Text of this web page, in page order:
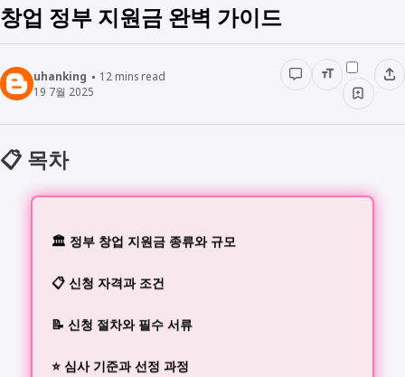
창업 정부 지원금 완벽 가이드
uhanking 12 mins read
19 7월 2025
📋 목차
🏛️ 정부 창업 지원금 종류와 규모
📋 신청 자격과 조건
📝 신청 절차와 필수 서류
⭐ 심사 기준과 선정 과정